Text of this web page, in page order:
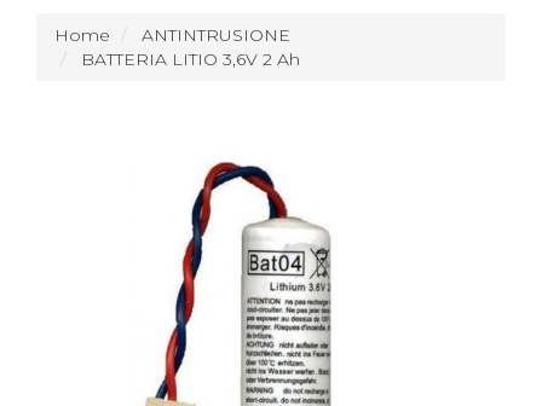
Home
ANTINTRUSIONE
BATTERIA LITIO 3,6V 2 Ah